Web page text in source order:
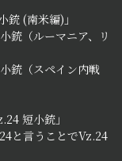
銃 (南米編)」
銃（ルーマニア、リ
銃（スペイン内戦
短小銃」
と言うことでVz.24